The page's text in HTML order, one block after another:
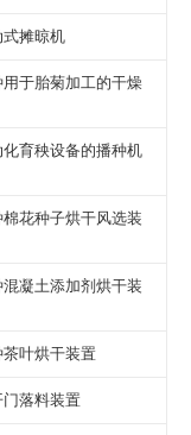
式摊晾机
用于胎菊加工的干燥
化育秧设备的播种机
棉花种子烘干风选装
混凝土添加剂烘干装
茶叶烘干装置
门落料装置